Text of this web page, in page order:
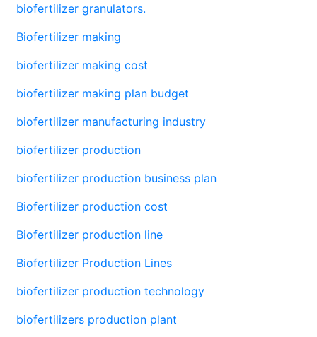
biofertilizer granulators.
Biofertilizer making
biofertilizer making cost
biofertilizer making plan budget
biofertilizer manufacturing industry
biofertilizer production
biofertilizer production business plan
Biofertilizer production cost
Biofertilizer production line
Biofertilizer Production Lines
biofertilizer production technology
biofertilizers production plant